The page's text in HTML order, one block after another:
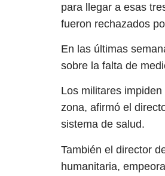
para llegar a esas
fueron rechazados
En las últimas
sobre la falta de
Los militares
zona, afirmó el
sistema de salud.
También el director
humanitaria,